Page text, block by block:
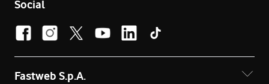
Social
Fastweb S.p.A.